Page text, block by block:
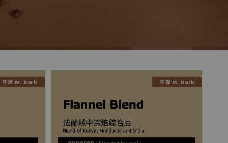
中深 M. Dark 中深 M. Dark